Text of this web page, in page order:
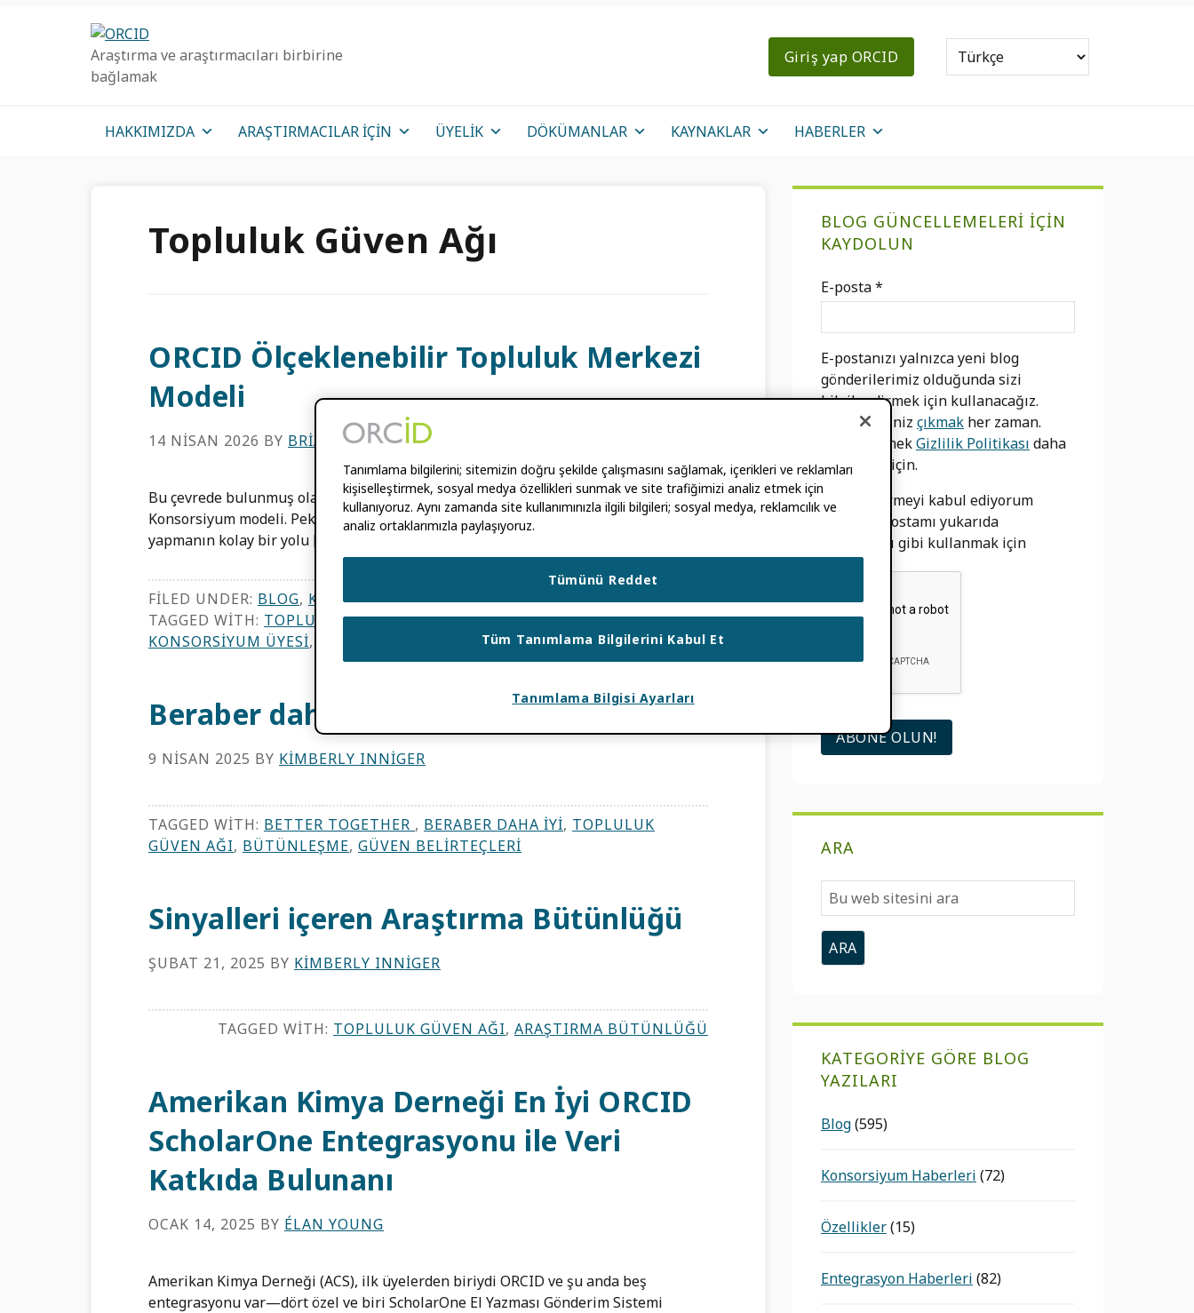
Araştırma ve araştırmacıları birbirine
bağlamak
Giriş yap ORCID
HAKKIMIZDA ARAŞTIRMACILAR IÇIN ÜYELIK DÖKÜMANLAR KAYNAKLAR HABERLER
Topluluk Güven Ağı
ORCID Ölçeklenebilir Topluluk Merkezi
Modeli
14 NISAN 2026 BY BRIAN MINIHAN,LOMBE TEMBO
Bu çevrede bulunmuş olanlar ORCID Topluluk zaten şunlara aşina olabilir: ORCID
Konsorsiyum modeli. Peki tam olarak nedir bu? ORCID Merkez mi? Aralarında ayrım
yapmanın kolay bir yolu […]
FILED UNDER: BLOG, KONSORSIYUM HABERLERI
TAGGED WITH: TOPLULUK MERKEZLERI,TOPLULUK GÜVEN AĞI,
KONSORSIYUM ÜYESI,
Beraber daha iyi: ORCID + ROR
9 NISAN 2025 BY KIMBERLY INNIGER
TAGGED WITH: BETTER TOGETHER , BERABER DAHA IYI, TOPLULUK
GÜVEN AĞI, BÜTÜNLEŞME, GÜVEN BELIRTEÇLERI
Sinyalleri içeren Araştırma Bütünlüğü
ŞUBAT 21, 2025 BY KIMBERLY INNIGER
TAGGED WITH: TOPLULUK GÜVEN AĞI, ARAŞTIRMA BÜTÜNLÜĞÜ
Amerikan Kimya Derneği En İyi ORCID
ScholarOne Entegrasyonu ile Veri
Katkıda Bulunanı
OCAK 14, 2025 BY ÉLAN YOUNG
Amerikan Kimya Derneği (ACS), ilk üyelerden biriydi ORCID ve şu anda beş
entegrasyonu var—dört özel ve biri ScholarOne El Yazması Gönderim Sistemi
Birincil
Kenar
Çubuğu
BLOG GÜNCELLEMELERI IÇIN
KAYDOLUN
E-posta*
E-postanızı yalnızca yeni blog
gönderilerimiz olduğunda sizi
bilgilendirmek için kullanacağız.
Yapabilirsiniz çıkmak her zaman.
bizim görmekGizlilik Politikası daha
fazla bilgi için.
izin vermeyi kabul ediyorum
ORCID e-postamı yukarıda
açıklandığı gibi kullanmak için
ARA
Bu
web
sitesini
ara
KATEGORIYE GÖRE BLOG
YAZILARI
Blog(595)
Konsorsiyum Haberleri (72)
Özellikler(15)
Entegrasyon Haberleri (82)
Tanımlama bilgilerini; sitemizin doğru şekilde çalışmasını sağlamak, içerikleri ve reklamları
kişiselleştirmek, sosyal medya özellikleri sunmak ve site trafiğimizi analiz etmek için
kullanıyoruz. Aynı zamanda site kullanımınızla ilgili bilgileri; sosyal medya, reklamcılık ve
analiz ortaklarımızla paylaşıyoruz.
Tümünü Reddet
Tüm Tanımlama Bilgilerini Kabul Et
Tanımlama Bilgisi Ayarları